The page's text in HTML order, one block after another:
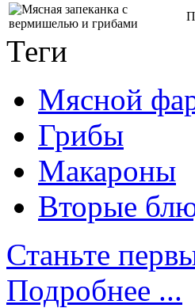
Теги
Мясной
Грибы
Макароны
Вторые
Станьте
Подробнее ...